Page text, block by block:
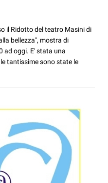
il Ridotto del teatro Masini di
bellezza", mostra di
ad oggi. E' stata una
tantissime sono state le